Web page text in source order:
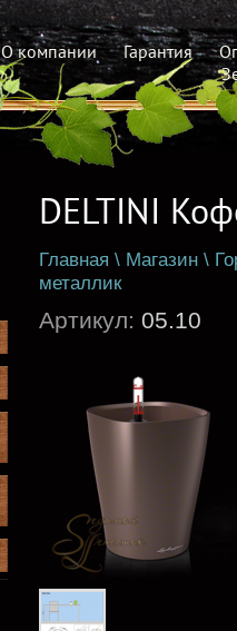
О компании Гарантия
DELTINI
Главная \ Магазин \
металлик
Артикул: 05.10